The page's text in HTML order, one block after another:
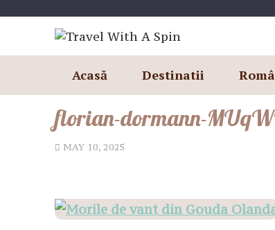
Acasă Destinatii
florian-dormann-
MAY 10, 2025